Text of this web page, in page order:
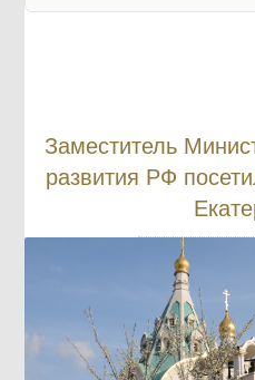
Заместитель
развития РФ